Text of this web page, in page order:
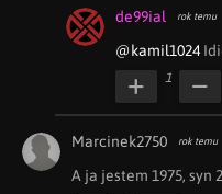
de99ial rok temu
@kamil1024
1
Marcinek2750 rok temu
A ja jestem 1975, syn